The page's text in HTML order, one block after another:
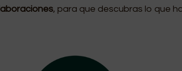
, para que descubras lo que